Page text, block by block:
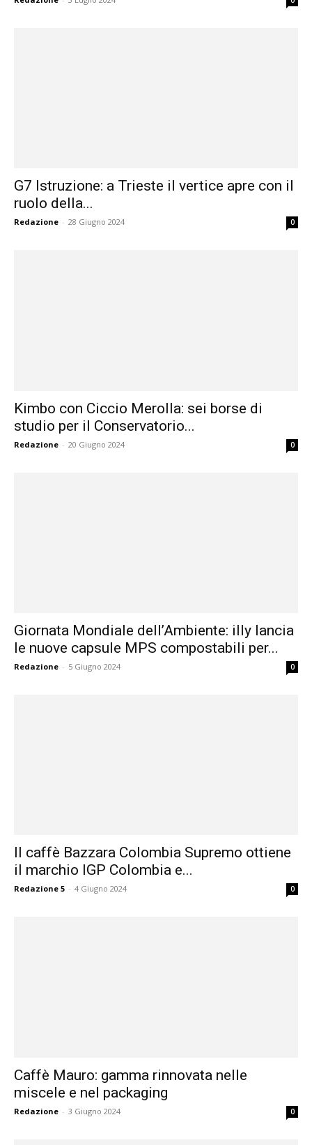
G7 Istruzione: a Trieste il vertice apre con il
ruolo della...
Redazione - 28 Giugno 2024 0
Kimbo con Ciccio Merolla: sei borse di
studio per il Conservatorio...
Redazione - 20 Giugno 2024 0
Giornata Mondiale dell’Ambiente: illy lancia
le nuove capsule MPS compostabili per...
Redazione - 5 Giugno 2024 0
Il caffè Bazzara Colombia Supremo ottiene
il marchio IGP Colombia e...
Redazione 5 - 4 Giugno 2024 0
Caffè Mauro: gamma rinnovata nelle
miscele e nel packaging
Redazione - 3 Giugno 2024 0